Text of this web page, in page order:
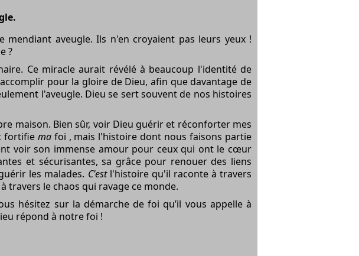
aveugle. Ils n'en croyaient pas leurs yeux !
?
Ce miracle aurait révélé à beaucoup l'identité de
pour la gloire de Dieu, afin que davantage de
l'aveugle. Dieu se sert souvent de nos histoires
maison. Bien sûr, voir Dieu guérir et réconforter mes
fortifie ma foi , mais l'histoire dont nous faisons partie
voir son immense amour pour ceux qui ont le cœur
et sécurisantes, sa grâce pour renouer des liens
les malades. C'estl'histoire qu'il raconte à travers
travers le chaos qui ravage ce monde.
hésitez sur la démarche defoi qu’il vous appelle à
répond à notre foi !